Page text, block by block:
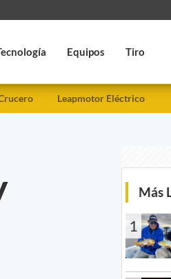
Equipos Tiro
Leapmotor Eléctrico
Más
1